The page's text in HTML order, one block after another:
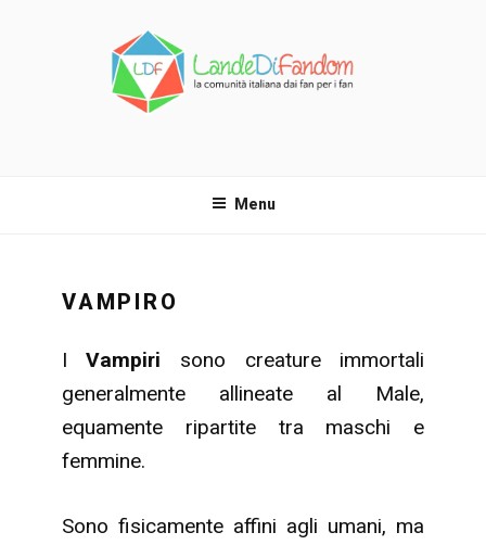
Menu
VAMPIRO
IVampiri sono creature immortali
generalmente allineate al Male,
equamente ripartite tra maschi e
femmine.
Sono fisicamente affini agli umani, ma